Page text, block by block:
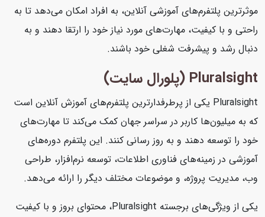
موثرترین پلتفرم‌های آموزشی آنلاین، به افراد امکان می‌دهد تا به
راحتی و با کیفیت، مهارت‌های مورد نیاز خود را ارتقا دهند و به
دنبال رشد و پیشرفت شغلی خود باشند.
Pluralsight (پلورال سایت)
Pluralsight یکی از پرطرفدارترین پلتفرم‌های آموزش آنلاین است
که به میلیون‌ها کاربر در سراسر جهان کمک می‌کند تا مهارت‌های
خود را توسعه دهند و به روز رسانی کنند. این پلتفرم دوره‌های
آموزشی در زمینه‌های فناوری اطلاعات، توسعه نرم‌افزار، طراحی
وب، مدیریت پروژه، و موضوعات مختلف دیگر را ارائه می‌دهد.
یکی از ویژگی‌های برجسته Pluralsight، محتوای بروز و با کیفیت